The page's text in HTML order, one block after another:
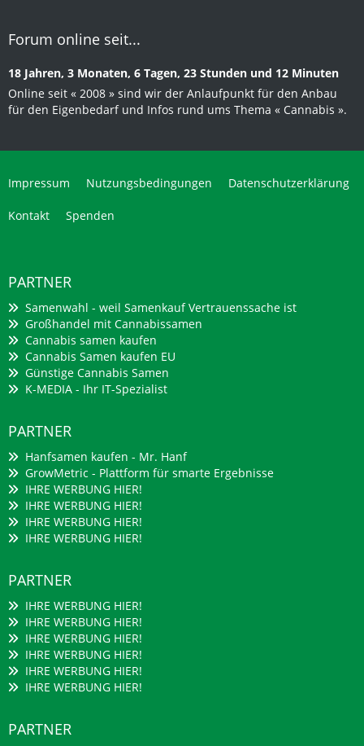
Forum online seit...
18 Jahren, 3 Monaten, 6 Tagen, 23 Stunden und 12 Minuten
Online seit « 2008 » sind wir der Anlaufpunkt für den Anbau
für den Eigenbedarf und Infos rund ums Thema « Cannabis ».
Impressum Nutzungsbedingungen Datenschutzerklärung
Kontakt Spenden
PARTNER
Samenwahl - weil Samenkauf Vertrauenssache ist
Großhandel mit Cannabissamen
Cannabis samen kaufen
Cannabis Samen kaufen EU
Günstige Cannabis Samen
K-MEDIA - Ihr IT-Spezialist
PARTNER
Hanfsamen kaufen - Mr. Hanf
GrowMetric - Plattform für smarte Ergebnisse
IHRE WERBUNG HIER!
IHRE WERBUNG HIER!
IHRE WERBUNG HIER!
IHRE WERBUNG HIER!
PARTNER
IHRE WERBUNG HIER!
IHRE WERBUNG HIER!
IHRE WERBUNG HIER!
IHRE WERBUNG HIER!
IHRE WERBUNG HIER!
IHRE WERBUNG HIER!
PARTNER